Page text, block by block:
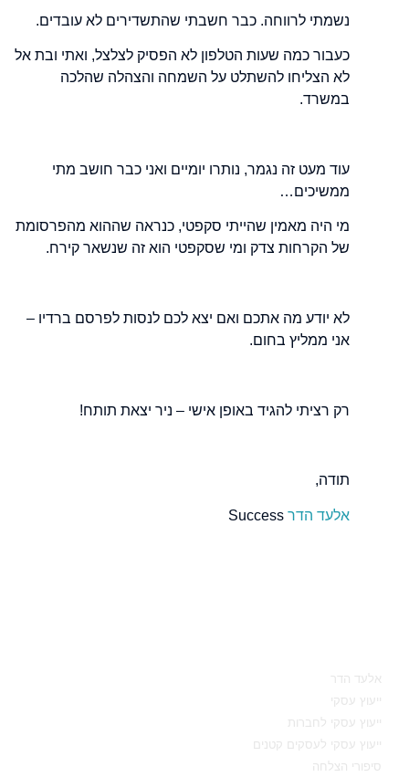
נשמתי לרווחה. כבר חשבתי שהתשדירים לא עובדים.
כעבור כמה שעות הטלפון לא הפסיק לצלצל, ואתי ובת אל
לא הצליחו להשתלט על השמחה והצהלה שהלכה
במשרד.
עוד מעט זה נגמר, נותרו יומיים ואני כבר חושב מתי
ממשיכים…
מי היה מאמין שהייתי סקפטי, כנראה שההוא מהפרסומת
של הקרחות צדק ומי שסקפטי הוא זה שנשאר קירח.
לא יודע מה אתכם ואם יצא לכם לנסות לפרסם ברדיו –
אני ממליץ בחום.
רק רציתי להגיד באופן אישי – ניר יצאת תותח!
תודה,
אלעד הדר
אלעד הדר
ייעוץ עסקי
ייעוץ עסקי לחברות
ייעוץ עסקי לעסקים קטנים
סיפורי הצלחה